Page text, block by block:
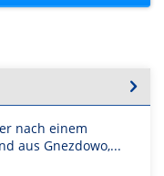
nach einem
aus Gnezdowo,...